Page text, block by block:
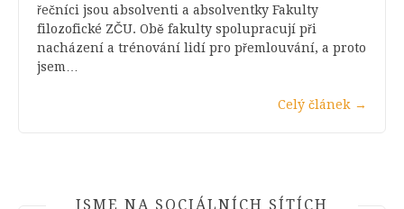
řečníci jsou absolventi a absolventky Fakulty
filozofické ZČU. Obě fakulty spolupracují při
nacházení a trénování lidí pro přemlouvání, a proto
jsem…
Celý článek →
JSME NA SOCIÁLNÍCH SÍTÍCH